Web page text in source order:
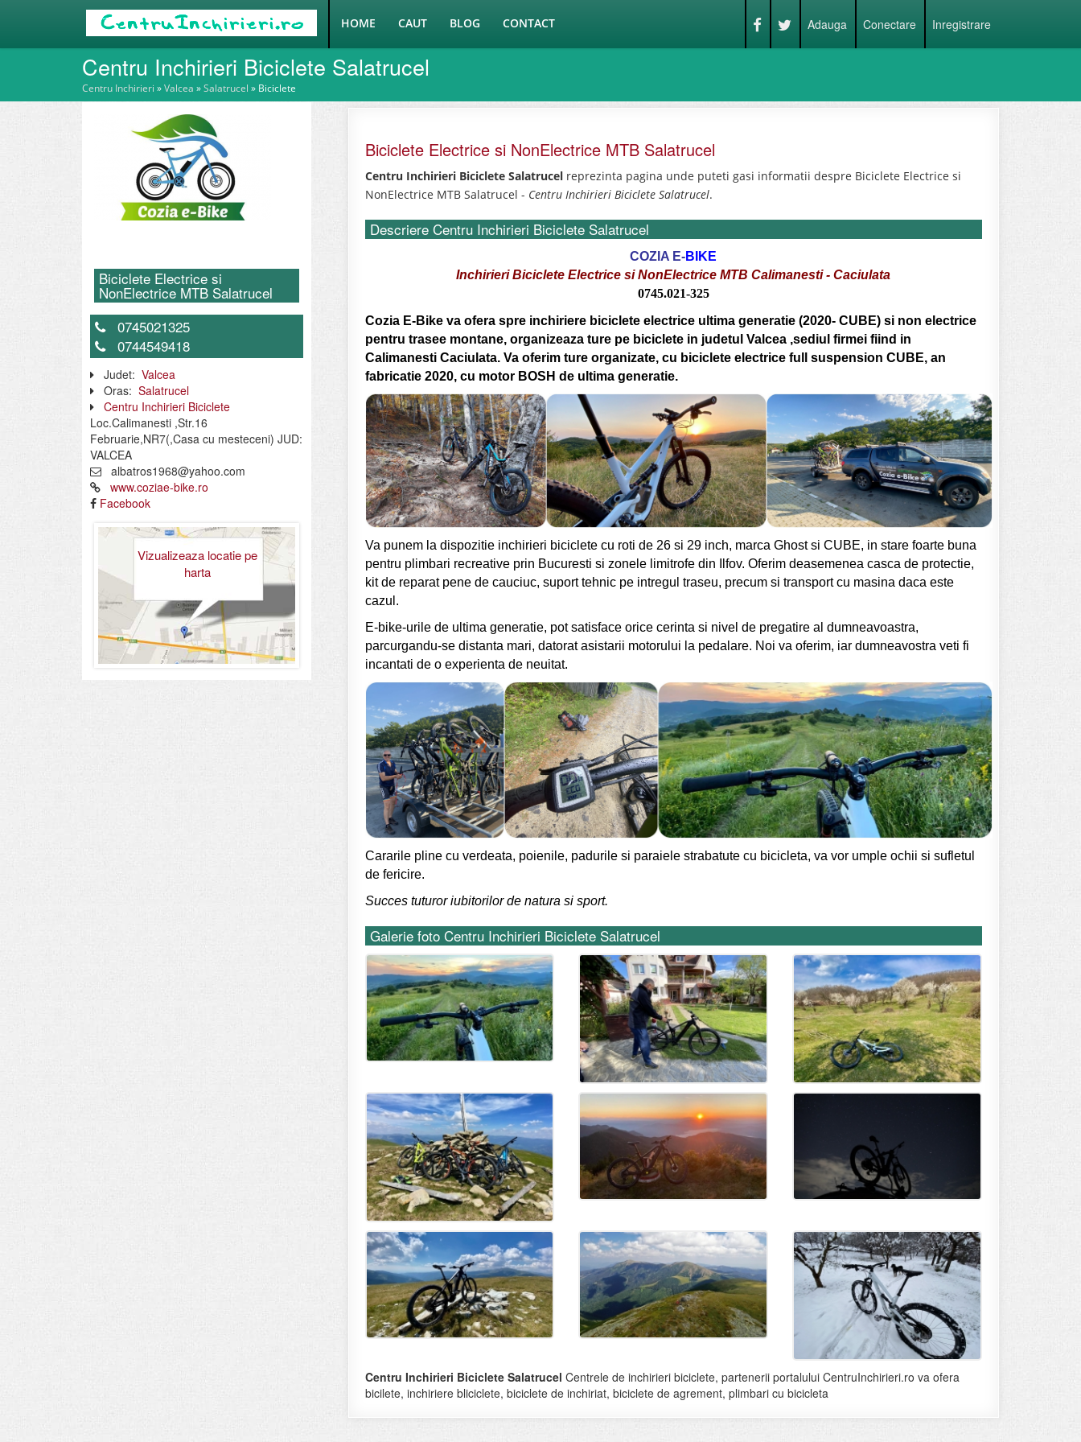
Adauga Conectare Inregistrare
HOME CAUT BLOG CONTACT
Centru Inchirieri Biciclete Salatrucel
Centru Inchirieri »Valcea »Salatrucel » Biciclete
Biciclete Electrice si
NonElectrice MTB Salatrucel
0745021325
0744549418
Judet: Valcea
Oras: Salatrucel
Centru Inchirieri Biciclete
Loc.Calimanesti ,Str.16
Februarie,NR7(,Casa cu mesteceni) JUD:
VALCEA
albatros1968@yahoo.com
www.coziae-bike.ro
Facebook
Vizualizeaza locatie pe
harta
Biciclete Electrice si NonElectrice MTB Salatrucel
Centru Inchirieri Biciclete Salatrucelreprezinta pagina unde puteti gasi informatii despre Biciclete Electrice si
NonElectrice MTB Salatrucel - Centru Inchirieri Biciclete Salatrucel.
Descriere Centru Inchirieri Biciclete Salatrucel
COZIA E-BIKE
Inchirieri Biciclete Electrice si NonElectrice MTB Calimanesti - Caciulata
0745.021-325
Cozia E-Bike va ofera spre inchiriere biciclete electrice ultima generatie (2020- CUBE) si non electrice
pentru trasee montane, organizeaza ture pe biciclete in judetul Valcea ,sediul firmei fiind in
Calimanesti Caciulata. Va oferim ture organizate, cu biciclete electrice full suspension CUBE, an
fabricatie 2020, cu motor BOSH de ultima generatie.
Va punem la dispozitie inchirieri biciclete cu roti de 26 si 29 inch, marca Ghost si CUBE, in stare foarte buna
pentru plimbari recreative prin Bucuresti si zonele limitrofe din Ilfov. Oferim deasemenea casca de protectie,
kit de reparat pene de cauciuc, suport tehnic pe intregul traseu, precum si transport cu masina daca este
cazul.
E-bike-urile de ultima generatie, pot satisface orice cerinta si nivel de pregatire al dumneavoastra,
parcurgandu-se distanta mari, datorat asistarii motorului la pedalare. Noi va oferim, iar dumneavostra veti fi
incantati de o experienta de neuitat.
Cararile pline cu verdeata, poienile, padurile si paraiele strabatute cu bicicleta, va vor umple ochii si sufletul
de fericire.
Succes tuturor iubitorilor de natura si sport.
Galerie foto Centru Inchirieri Biciclete Salatrucel
Centru Inchirieri Biciclete Salatrucel Centrele de inchirieri biciclete, partenerii portalului CentruInchirieri.ro va ofera
bicilete, inchiriere bliciclete, biciclete de inchiriat, biciclete de agrement, plimbari cu bicicleta